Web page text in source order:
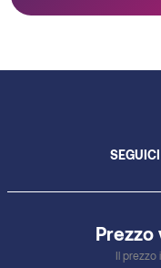
Prezzo
Il prezzo